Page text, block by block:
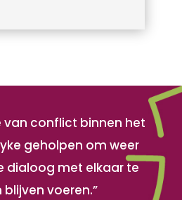
van conflict binnen het
geholpen om weer
dialoog met elkaar te
voeren.”